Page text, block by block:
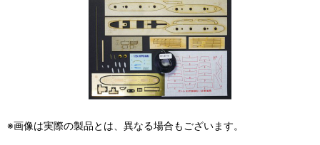
※画像は実際の製品とは、異なる場合もございます。